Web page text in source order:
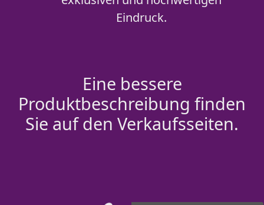
Eindruck.
Eine bessere
Produktbeschreibung finden
Sie auf den Verkaufsseiten.